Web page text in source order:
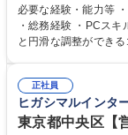
ジションとして活躍いただく
プの業務内容】 ・人
怠管理 ・官公庁への
管理 ・福利厚生関連
業務全般 募集職種 【東京／文京区】公益財団法人の総務人事業務／年間
休日125日
必要な経験・能力等
・総務経験 ・PCス
と円滑な調整ができるコ
正社員
ヒガシマルインタ
東京都中央区【